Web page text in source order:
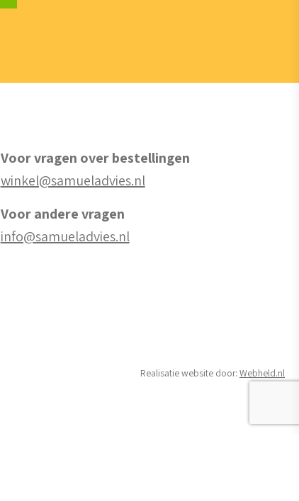
Voor vragen over bestellingen
winkel@samueladvies.nl
Voor andere vragen
info@samueladvies.nl
Realisatie website door: Webheld.nl